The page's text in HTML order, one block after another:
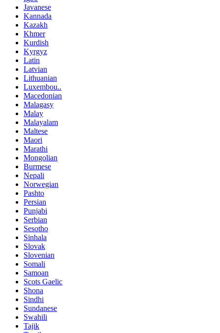
Javanese
Kannada
Kazakh
Khmer
Kurdish
Kyrgyz
Latin
Latvian
Lithuanian
Luxembou..
Macedonian
Malagasy
Malay
Malayalam
Maltese
Maori
Marathi
Mongolian
Burmese
Nepali
Norwegian
Pashto
Persian
Punjabi
Serbian
Sesotho
Sinhala
Slovak
Slovenian
Somali
Samoan
Scots Gaelic
Shona
Sindhi
Sundanese
Swahili
Tajik